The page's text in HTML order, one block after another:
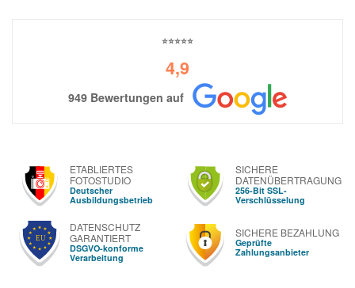
⭐⭐⭐⭐⭐
4,9
949 Bewertungen auf
ETABLIERTES
FOTOSTUDIO
Deutscher
Ausbildungsbetrieb
SICHERE
DATENÜBERTRAGUNG
256-Bit SSL-
Verschlüsselung
DATENSCHUTZ
GARANTIERT
DSGVO-konforme
Verarbeitung
SICHERE BEZAHLUNG
Geprüfte
Zahlungsanbieter